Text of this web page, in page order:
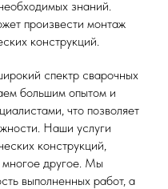
знаний.
произвести монтаж
конструкций.
спектр сварочных
большим опытом и
что позволяет
Наши услуги
конструкций,
многое другое. Мы
выполненных работ, а